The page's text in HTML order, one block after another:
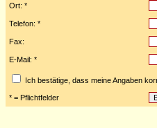
Ort: *
Telefon: *
Fax:
E-Mail: *
Ich bestätige, dass meine Angaben
* = Pflichtfelder